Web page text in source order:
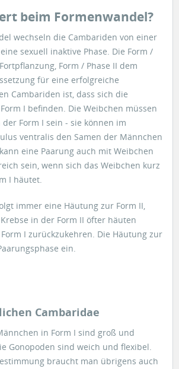
beim Formenwandel?
wechseln die Cambariden von einer
sexuell inaktive Phase. Die Form /
Form / Phase II dem
für eine erfolgreiche
Cambariden ist, dass sich die
I befinden. Die Weibchen müssen
Form I sein - sie können im
ventralis den Samen der Männchen
eine Paarung auch mit Weibchen
sein, wenn sich das Weibchen kurz
I häutet.
immer eine Häutung zur Form II,
in der Form II öfter häuten
I zurückzukehren. Die Häutung zur
ein.
Cambaridae
in Form I sind groß und
Gonopoden sind weich und flexibel.
braucht man übrigens auch